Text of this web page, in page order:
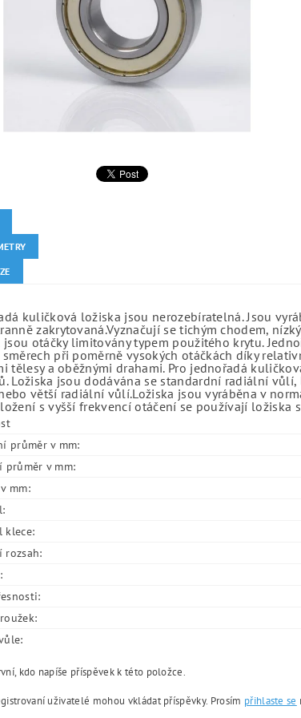
kuličková ložiska jsou nerozebíratelná. Jsou
zakrytovaná.Vyznačují se tichým chodem,
jsou otáčky limitovány typem použitého krytu.
při poměrně vysokých otáčkách díky
tělesy a oběžnými drahami. Pro jednořadá
Ložiska jsou dodávána se standardní radiální
větší radiální vůlí.Ložiska jsou vyráběna v
s vyšší frekvencí otáčení se používají ložiska
průměr v mm:
průměr v mm:
mm:
klece:
rozsah:
kdo napíše příspěvek k této položce.
uživatelé mohou vkládat příspěvky. Prosím přihlaste se